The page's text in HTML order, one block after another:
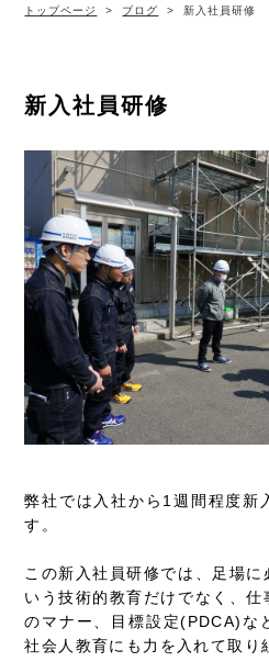
トップページ ブログ 新入社員研修
新入社員研修
弊社では入社から1週間程度新
す。
この新入社員研修では、足場に
いう技術的教育だけでなく、
のマナー、目標設定(PDCA)な
社会人教育にも力を入れて取り